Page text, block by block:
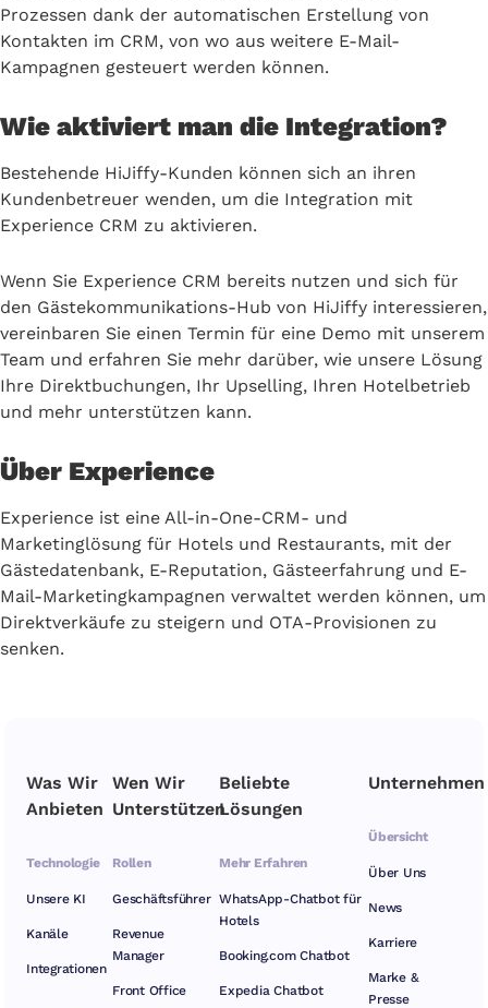
Prozessen dank der automatischen Erstellung von
Kontakten im CRM, von wo aus weitere E-Mail-
Kampagnen gesteuert werden können.
Wie aktiviert man die Integration?
Bestehende HiJiffy-Kunden können sich an ihren
Kundenbetreuer wenden, um die Integration mit
Experience CRM zu aktivieren.
Wenn Sie Experience CRM bereits nutzen und sich für
den Gästekommunikations-Hub von HiJiffy interessieren,
vereinbaren Sie einen Termin für eine Demo mit unserem
Team und erfahren Sie mehr darüber, wie unsere Lösung
Ihre Direktbuchungen, Ihr Upselling, Ihren Hotelbetrieb
und mehr unterstützen kann.
Über Experience
Experience ist eine All-in-One-CRM- und
Marketinglösung für Hotels und Restaurants, mit der
Gästedatenbank, E-Reputation, Gästeerfahrung und E-
Mail-Marketingkampagnen verwaltet werden können, um
Direktverkäufe zu steigern und OTA-Provisionen zu
senken.
Was Wir
Anbieten
Technologie
Unsere KI
Kanäle
Integrationen
Wen Wir
Unterstützen
Rollen
Geschäftsführer
Revenue
Manager
Front Office
Unternehmen
Übersicht
Über Uns
News
Karriere
Marke &
Presse
Beliebte
Lösungen
Mehr Erfahren
WhatsApp-Chatbot für
Hotels
Booking.com Chatbot
Expedia Chatbot